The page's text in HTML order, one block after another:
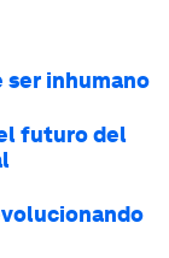
ser inhumano
futuro del